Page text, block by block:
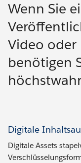
Wenn Sie
Video oder
benötigen
Digitale
Digitale Assets